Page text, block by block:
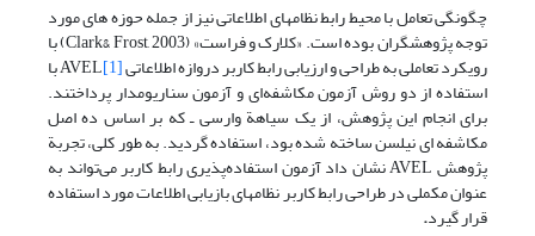
چگونگی تعامل با محیط رابط نظامهای اطلاعاتی نیز از جمله حوزه های مورد
توجه پژوهشگران بوده است. «کلارک و فراست» (Clark& Frost, 2003) با
رویکرد تعاملی به طراحی و ارزیابی رابط کاربر دروازه اطلاعاتی AVEL[1] با
استفاده از دو روش آزمون مکاشفه‌ای و آزمون سناریومدار پرداختند.
برای انجام این پژوهش، از یک سیاهة وارسی ـ که بر اساس ده اصل
مکاشفه ای نیلسن ساخته شده بود، استفاده گردید. به طور کلی، تجربة
پژوهش AVEL نشان داد آزمون استفاده‌پذیری رابط کاربر می‌تواند به
عنوان مکملی در طراحی رابط کاربر نظامهای بازیابی اطلاعات مورد استفاده
قرار گیرد.